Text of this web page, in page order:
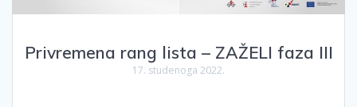
Privremena rang lista – ZAŽELI faza III
17. studenoga 2022.